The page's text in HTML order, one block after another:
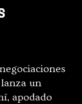
un
apodado